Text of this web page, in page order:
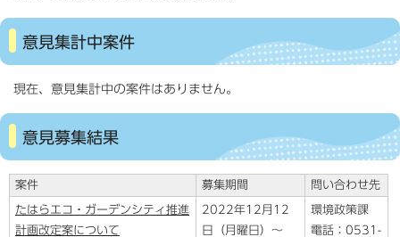
意見集計中案件
現在、意見集計中の案件はありません。
意見募集結果
案件 募集期間 問い合わせ先
たはらエコ・ガーデンシティ推進
計画改定案について
2022年12月12
日（月曜日）～
環境政策課
電話：0531-